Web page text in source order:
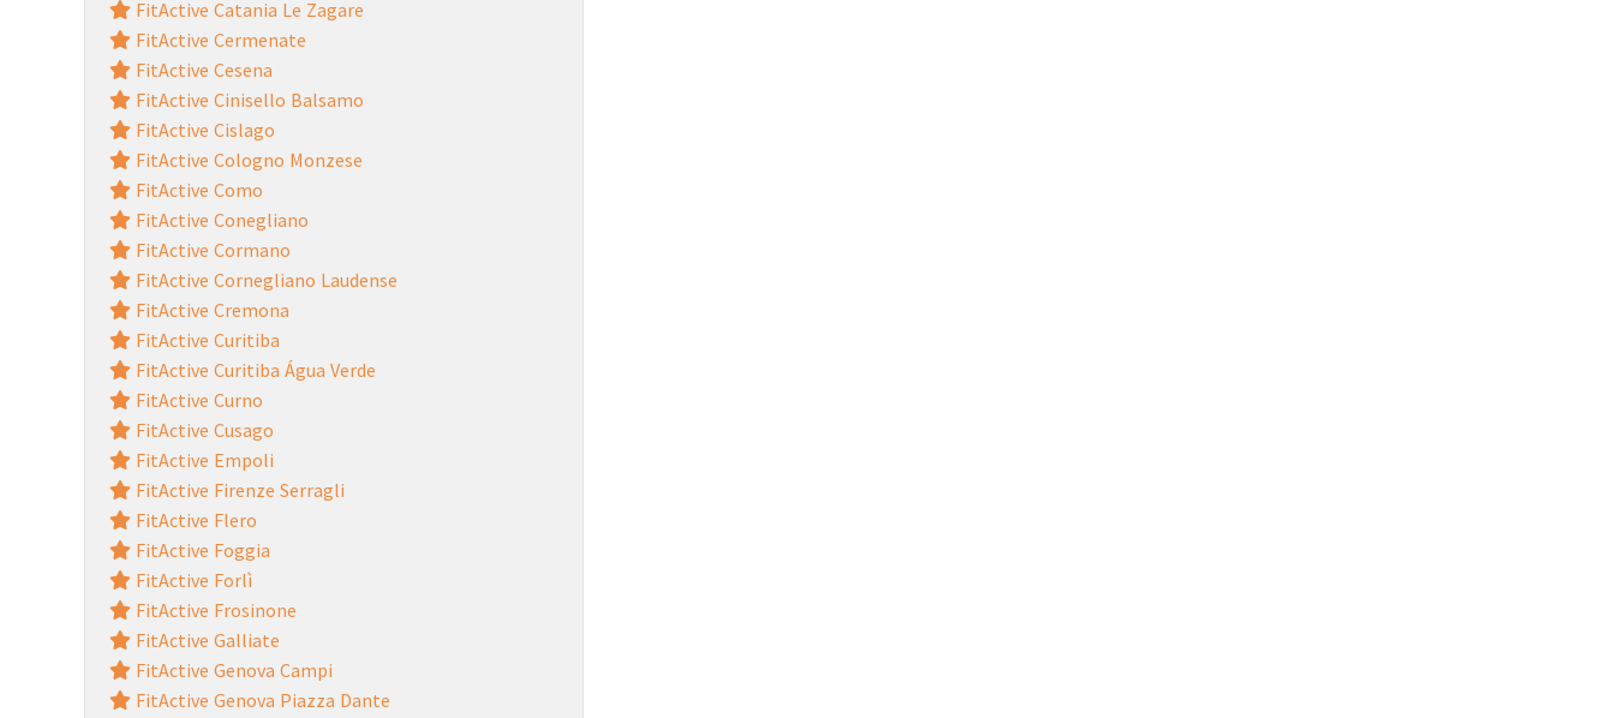
FitActive Catania Le Zagare
FitActive Cermenate
FitActive Cesena
FitActive Cinisello Balsamo
FitActive Cislago
FitActive Cologno Monzese
FitActive Como
FitActive Conegliano
FitActive Cormano
FitActive Cornegliano Laudense
FitActive Cremona
FitActive Curitiba
FitActive Curitiba Água Verde
FitActive Curno
FitActive Cusago
FitActive Empoli
FitActive Firenze Serragli
FitActive Flero
FitActive Foggia
FitActive Forlì
FitActive Frosinone
FitActive Galliate
FitActive Genova Campi
FitActive Genova Piazza Dante